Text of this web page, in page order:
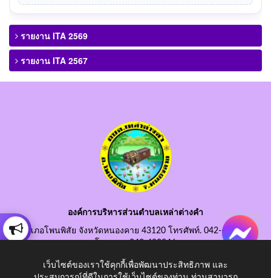
รายงาน ITA 2569
รายงาน ITA 2567
องค์การบริหารส่วนตำบลเหล่าต่างคำ
อำเภอโพนพิสัย จังหวัดหนองคาย 43120 โทรศัพท์. 042-490845
โทรสาร. 042-490846
อีเมลกลาง. saraban@laotangkham.go.th
เว็บไซต์ของเราใช้คุกกี้เพื่อพัฒนาประสิทธิภาพ และ